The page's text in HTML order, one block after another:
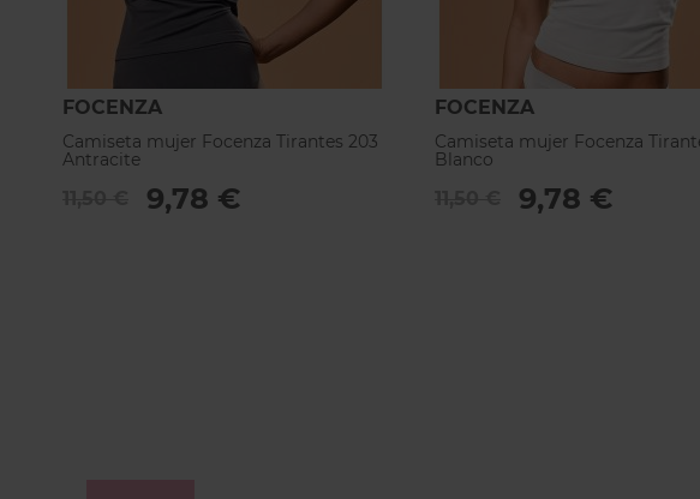
FOCENZA
Camiseta mujer Focenza Tirantes 203
Antracite
9,78 €
FOCENZA
Camiseta mujer Focenza
Blanco
9,78 €